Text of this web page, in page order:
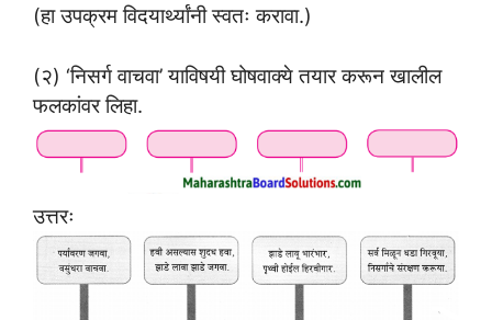
(हा उपक्रम विदयार्थ्यांनी स्वतः करावा.)
(२) ‘निसर्ग वाचवा’ याविषयी घोषवाक्ये तयार करून खालील
फलकांवर लिहा.
उत्तरः